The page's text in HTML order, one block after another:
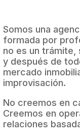
Somos una
formada por
no es un trámite,
y después de
mercado
improvisación.
No creemos en
Creemos en
relaciones